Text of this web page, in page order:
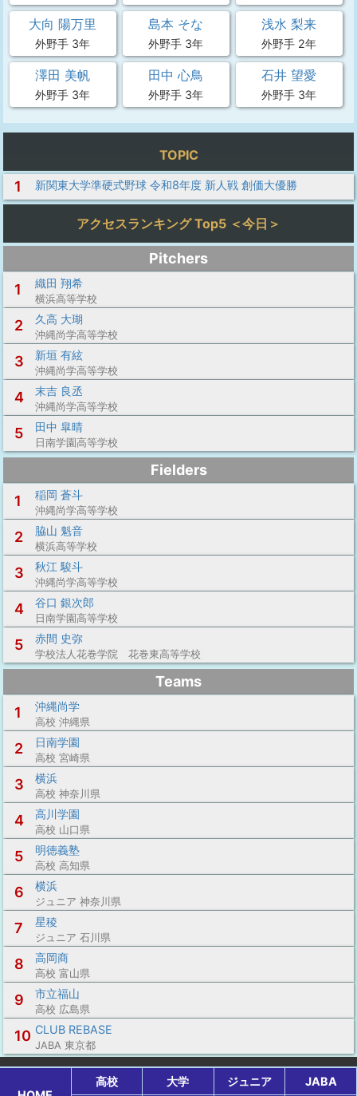
大向 陽万里
外野手 3年
島本 そな
外野手 3年
浅水 梨来
外野手 2年
澤田 美帆
外野手 3年
田中 心鳥
外野手 3年
石井 望愛
外野手 3年
TOPIC
1 新関東大学準硬式野球 令和8年度 新人戦 創価大優勝
アクセスランキング Top5 ＜今日＞
Pitchers
1
織田 翔希
横浜高等学校
2 久高 大瑚
沖縄尚学高等学校
3 新垣 有絃
沖縄尚学高等学校
4 末吉 良丞
沖縄尚学高等学校
5 田中 皐晴
日南学園高等学校
Fielders
1
稲岡 蒼斗
沖縄尚学高等学校
2 脇山 魁音
横浜高等学校
3 秋江 駿斗
沖縄尚学高等学校
4 谷口 銀次郎
日南学園高等学校
5 赤間 史弥
学校法人花巻学院 花巻東高等学校
Teams
1
沖縄尚学
高校 沖縄県
2 日南学園
高校 宮崎県
3 横浜
高校 神奈川県
4 高川学園
高校 山口県
5 明徳義塾
高校 高知県
6 横浜
ジュニア 神奈川県
7 星稜
ジュニア 石川県
8 高岡商
高校 富山県
9 市立福山
高校 広島県
10 CLUB REBASE
JABA 東京都
高校 大学 ジュニア JABA